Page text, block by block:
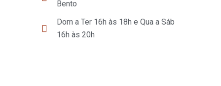
Bento
Dom a Ter 16h às 18h e Qua a Sáb
16h às 20h